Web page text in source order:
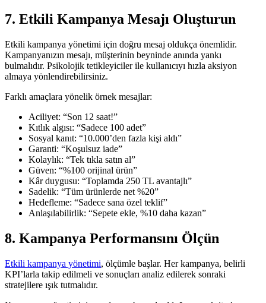
7. Etkili Kampanya Mesajı Oluşturun
Etkili kampanya yönetimi için doğru mesaj oldukça önemlidir.
Kampanyanızın mesajı, müşterinin beyninde anında yankı
bulmalıdır. Psikolojik tetikleyiciler ile kullanıcıyı hızla aksiyon
almaya yönlendirebilirsiniz.
Farklı amaçlara yönelik örnek mesajlar:
Aciliyet: “Son 12 saat!”
Kıtlık algısı: “Sadece 100 adet”
Sosyal kanıt: “10.000’den fazla kişi aldı”
Garanti: “Koşulsuz iade”
Kolaylık: “Tek tıkla satın al”
Güven: “%100 orijinal ürün”
Kâr duygusu: “Toplamda 250 TL avantajlı”
Sadelik: “Tüm ürünlerde net %20”
Hedefleme: “Sadece sana özel teklif”
Anlaşılabilirlik: “Sepete ekle, %10 daha kazan”
8. Kampanya Performansını Ölçün
Etkili kampanya yönetimi, ölçümle başlar. Her kampanya, belirli
KPI’larla takip edilmeli ve sonuçları analiz edilerek sonraki
stratejilere ışık tutmalıdır.